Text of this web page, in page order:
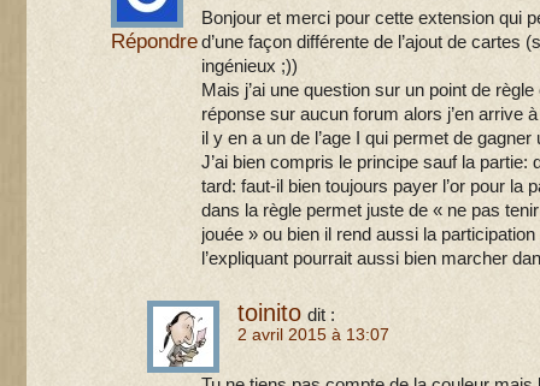
Bonjour et merci pour cette extension qui
d’une façon différente de l’ajout de cartes
ingénieux ;))
Mais j’ai une question sur un point de
réponse sur aucun forum alors j’en arrive
il y en a un de l’age I qui permet de
J’ai bien compris le principe sauf la partie:
tard: faut-il bien toujours payer l’or pour la
dans la règle permet juste de « ne pas
jouée » ou bien il rend aussi la
l’expliquant pourrait aussi bien marcher
Répondre
toinito dit :
2 avril 2015 à 13:07